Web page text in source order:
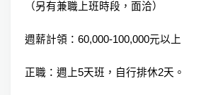
（另有兼職上班時段，面洽）
週薪計領：60,000-100,000元以上
正職：週上5天班，自行排休2天。